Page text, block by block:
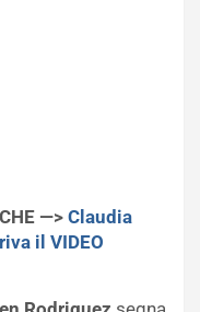
—>Claudia
il VIDEO